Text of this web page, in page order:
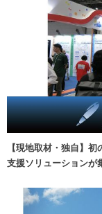
【現地取材・独自】
支援ソリューションが